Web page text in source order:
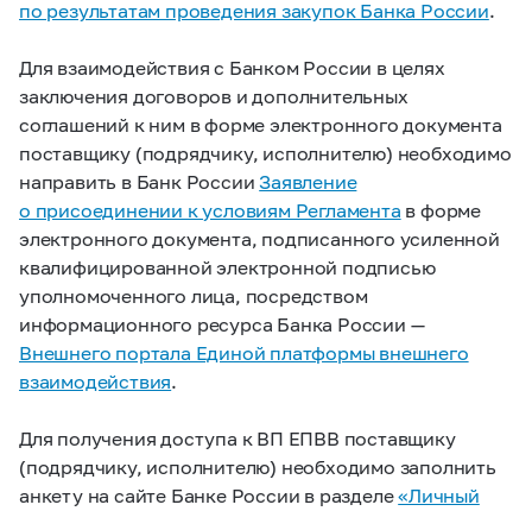
по результатам проведения закупок Банка России.
Для взаимодействия с Банком России в целях
заключения договоров и дополнительных
соглашений к ним в форме электронного документа
поставщику (подрядчику, исполнителю) необходимо
направить в Банк РоссииЗаявление
о присоединении к условиям Регламента в форме
электронного документа, подписанного усиленной
квалифицированной электронной подписью
уполномоченного лица, посредством
информационного ресурса Банка России —
Внешнего портала Единой платформы внешнего
взаимодействия.
Для получения доступа к ВП ЕПВВ поставщику
(подрядчику, исполнителю) необходимо заполнить
анкету на сайте Банке России в разделе«Личный